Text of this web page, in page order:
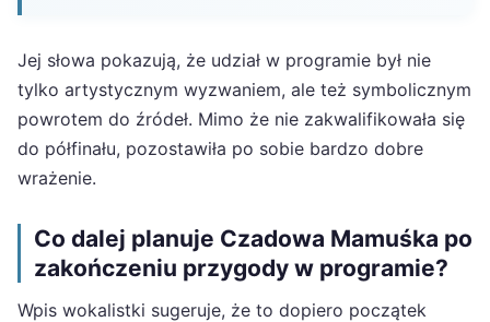
Jej słowa pokazują, że udział w programie był nie
tylko artystycznym wyzwaniem, ale też symbolicznym
powrotem do źródeł. Mimo że nie zakwalifikowała się
do półfinału, pozostawiła po sobie bardzo dobre
wrażenie.
Co dalej planuje Czadowa Mamuśka po
zakończeniu przygody w programie?
Wpis wokalistki sugeruje, że to dopiero początek